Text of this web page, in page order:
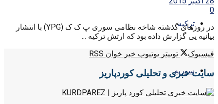
ترکیه
سوریه
0
در روزهای گذشته شاخه نظامی سوری پ ک ک (YPG) با انتشار
بیانیه یی گزارش داده بود که ارتش ترکیه ...
فیسبوک
توییتر یوتیوب خبر خوان RSS
سایت خبری و تحلیلی کوردپاریز